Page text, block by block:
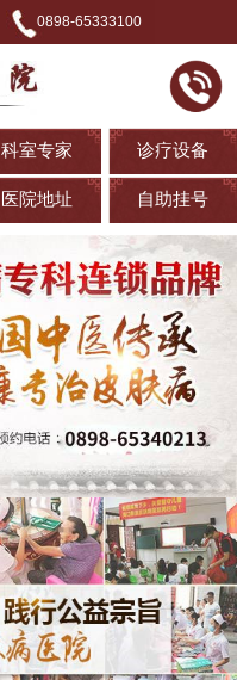
0898-65333100
科室专家 诊疗设备
医院地址 自助挂号